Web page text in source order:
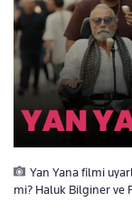
Yan Yana filmi
mi? Haluk Bilginer ve